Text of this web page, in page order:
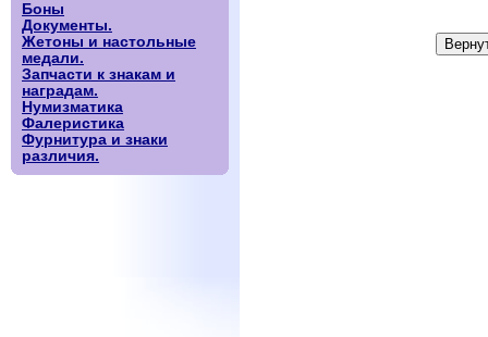
Боны
Документы.
Жетоны и настольные
медали.
Запчасти к знакам и
наградам.
Нумизматика
Фалеристика
Фурнитура и знаки
различия.